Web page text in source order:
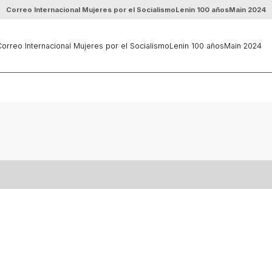
Correo Internacional Mujeres por el SocialismoLenin 100 añosMain 2024
Internacional Mujeres por el SocialismoLenin 100 añosMain 2024